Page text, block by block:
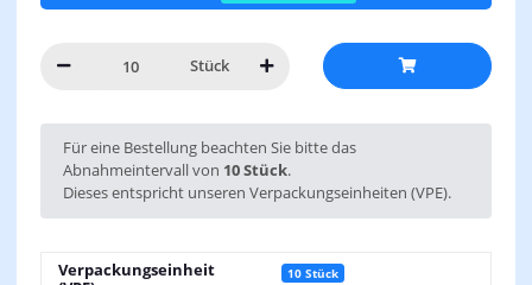
Stück
x
Für eine Bestellung beachten Sie bitte das
Abnahmeintervall von 10 Stück.
Dieses entspricht unseren Verpackungseinheiten (VPE).
Verpackungseinheit
10 Stück